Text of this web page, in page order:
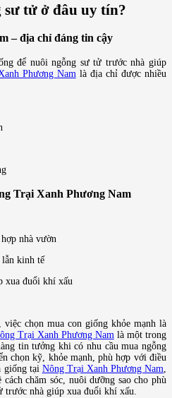
sư tử ở đâu uy tín?
– địa chỉ đáng tin cậy
để nuôi ngỗng sư tử trước nhà giúp
Phương Nam là địa chỉ được nhiều
Trại Xanh Phương Nam
nhà vườn
lẫn kinh tế
chọn mua con giống khỏe mạnh là
Trại Xanh Phương Namlà một trong
tin tưởng khi có nhu cầu mua ngỗng
chọn kỹ, khỏe mạnh, phù hợp với điều
giống tại Nông Trại Xanh Phương Nam,
chăm sóc, nuôi dưỡng sao cho phù
trước nhà giúp xua đuổi khí xấu.